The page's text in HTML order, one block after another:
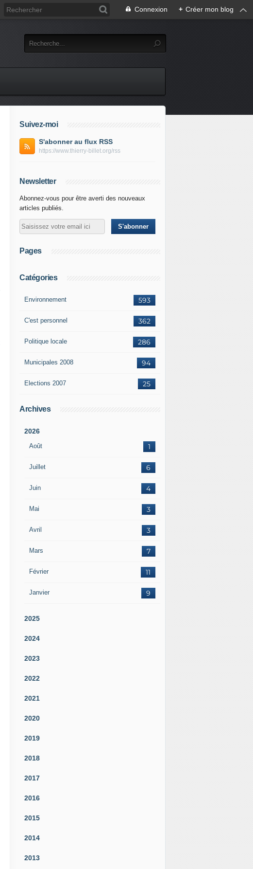
Connexion + Créer mon blog
Suivez-moi
S'abonner au flux RSS
https://www.thierry-billet.org/rss
Newsletter
Abonnez-vous pour être averti des nouveaux
articles publiés.
Pages
Catégories
593
Environnement
362
C'est personnel
286
Politique locale
94
Municipales 2008
25
Elections 2007
Archives
2026
Août 1
Juillet 6
Juin 4
Mai 3
Avril 3
Mars 7
Février 11
Janvier 9
2025
2024
2023
2022
2021
2020
2019
2018
2017
2016
2015
2014
2013